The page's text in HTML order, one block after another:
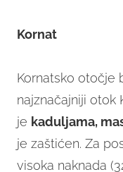
Kornat
Kornatsko otočje
najznačajniji otok
je kaduljama,
je zaštićen. Za
visoka naknada